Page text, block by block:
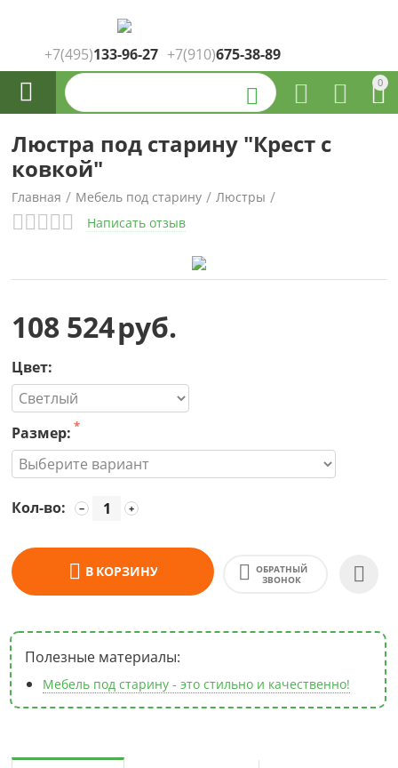
+7(495)133-96-27 +7(910)675-38-89
0

 

Каталог
товаров
Люстра под старину "Крест с
ковкой"
Главная / Мебель под старину / Люстры /
Написать отзыв
108 524руб.
Цвет:
Размер:
Кол-во: +
−
В КОРЗИНУ
ОБРАТНЫЙ
ЗВОНОК
Полезные материалы:
Мебель под старину - это стильно и качественно!